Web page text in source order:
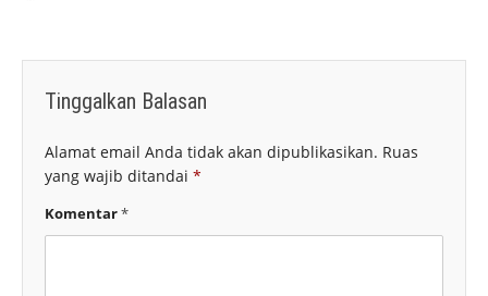
Tinggalkan Balasan
Alamat email Anda tidak akan dipublikasikan. Ruas
yang wajib ditandai *
Komentar*